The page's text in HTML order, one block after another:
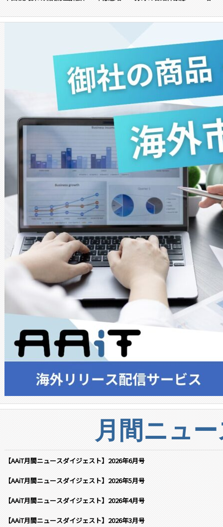
月間ニュ
【AAiT月間ニュースダイジェスト】2026年6月号
【AAiT月間ニュースダイジェスト】2026年5月号
【AAiT月間ニュースダイジェスト】2026年4月号
【AAiT月間ニュースダイジェスト】2026年3月号